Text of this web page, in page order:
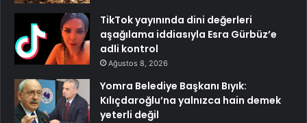
TikTok yayınında dini değerleri
aşağılama iddiasıyla Esra Gürbüz’e
adli kontrol
Ağustos 8, 2026
Yomra Belediye Başkanı Bıyık:
Kılıçdaroğlu’na yalnızca hain demek
yeterli değil